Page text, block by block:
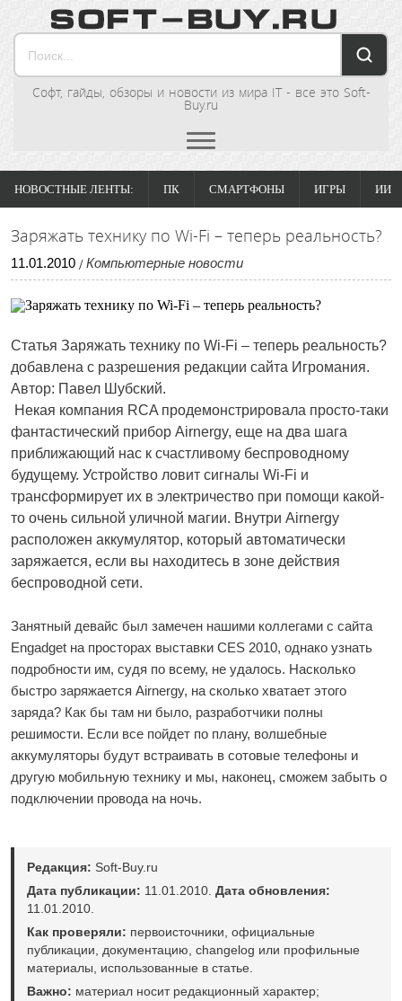
Софт, гайды, обзоры и новости из мира IT - все это Soft-
Buy.ru
НОВОСТНЫЕ ЛЕНТЫ: ПК СМАРТФОНЫ ИГРЫ ИИ
Заряжать технику по Wi-Fi – теперь реальность?
11.01.2010 / Компьютерные новости
Статья Заряжать технику по Wi-Fi – теперь реальность?
добавлена с разрешения редакции сайта Игромания.
Автор: Павел Шубский.
Некая компания RCA продемонстрировала просто-таки
фантастический прибор Airnergy, еще на два шага
приближающий нас к счастливому беспроводному
будущему. Устройство ловит сигналы Wi-Fi и
трансформирует их в электричество при помощи какой-
то очень сильной уличной магии. Внутри Airnergy
расположен аккумулятор, который автоматически
заряжается, если вы находитесь в зоне действия
беспроводной сети.
Занятный девайс был замечен нашими коллегами с сайта
Engadget на просторах выставки CES 2010, однако узнать
подробности им, судя по всему, не удалось. Насколько
быстро заряжается Airnergy, на сколько хватает этого
заряда? Как бы там ни было, разработчики полны
решимости. Если все пойдет по плану, волшебные
аккумуляторы будут встраивать в сотовые телефоны и
другую мобильную технику и мы, наконец, сможем забыть о
подключении провода на ночь.
Редакция: Soft-Buy.ru
Дата публикации: 11.01.2010. Дата обновления:
11.01.2010.
Как проверяли: первоисточники, официальные
публикации, документацию, changelog или профильные
материалы, использованные в статье.
Важно: материал носит редакционный характер;